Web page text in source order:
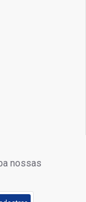
nossas